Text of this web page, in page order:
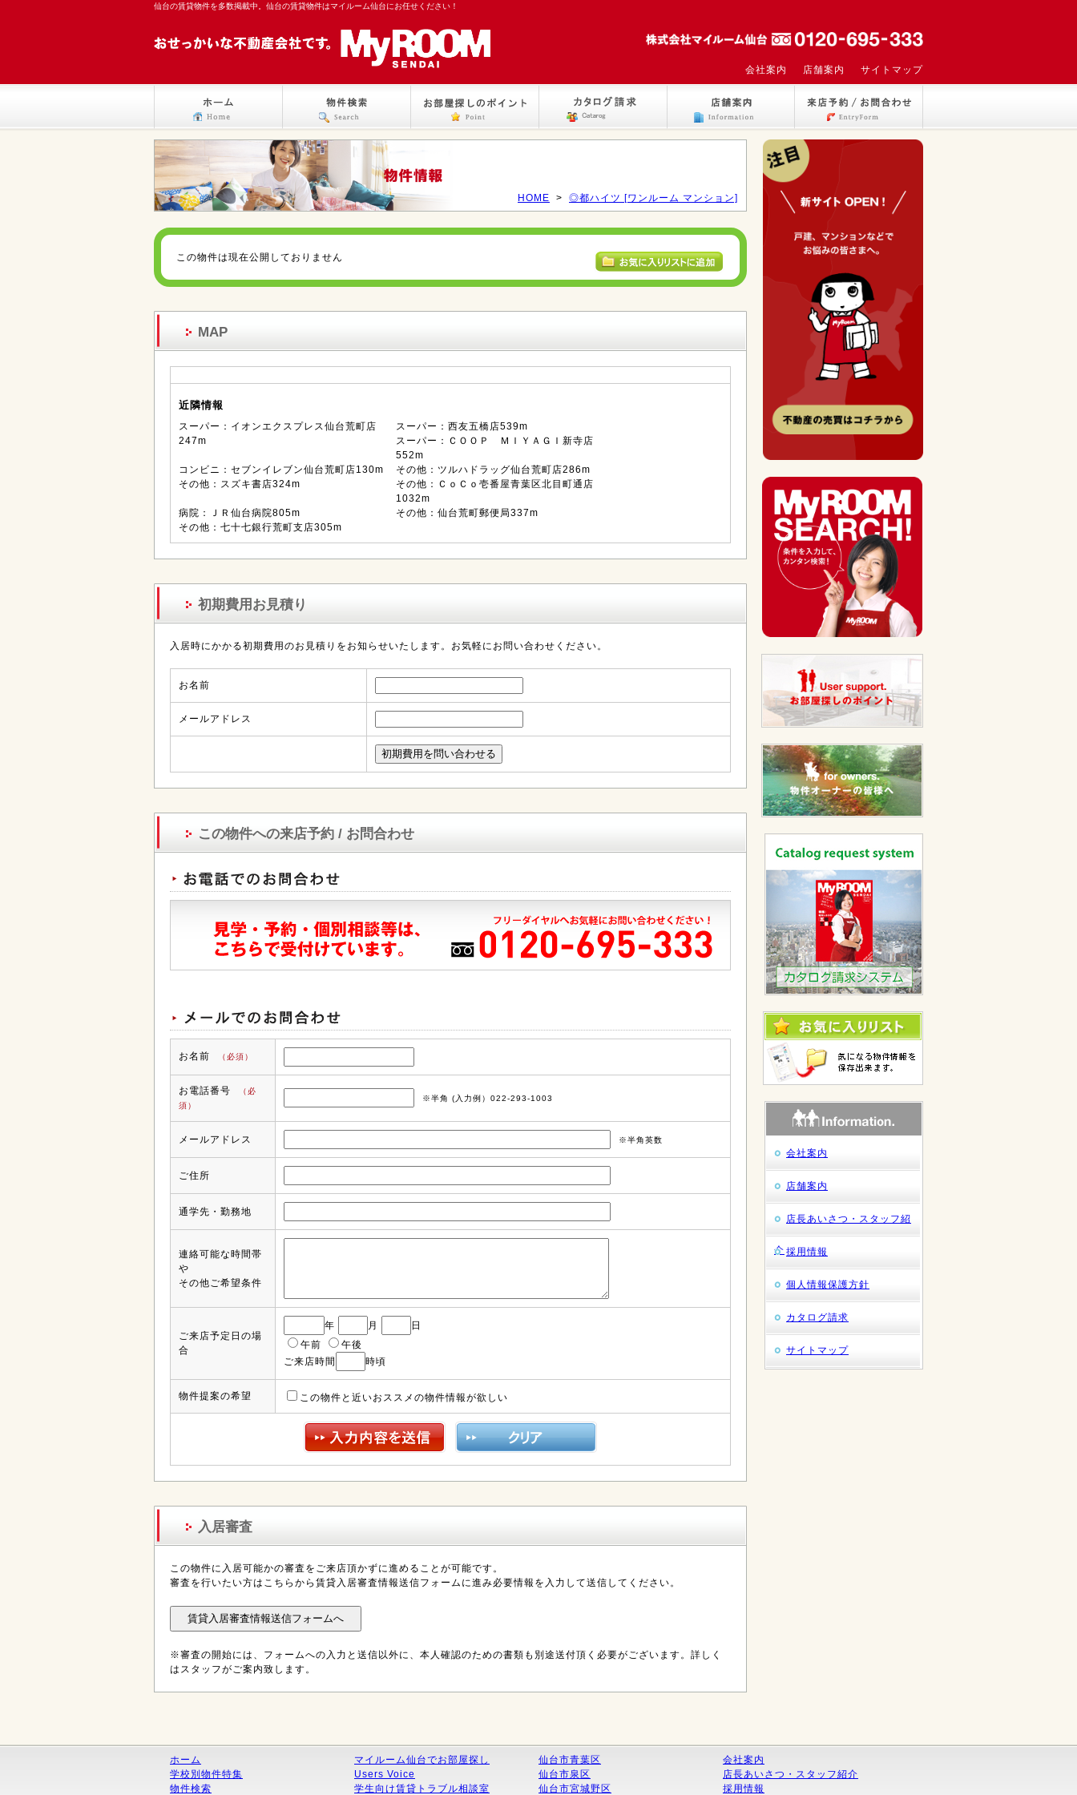
仙台の賃貸物件を多数掲載中。仙台の賃貸物件はマイルーム仙台にお任せください！
会社案内 店舗案内 サイトマップ
HOME > ◎都ハイツ [ワンルーム マンション]
この物件は現在公開しておりません
MAP
近隣情報
スーパー：イオンエクスプレス仙台荒町店
247m
スーパー：西友五橋店539m
スーパー：ＣＯＯＰ ＭＩＹＡＧＩ新寺店
552m
コンビニ：セブンイレブン仙台荒町店130m
その他：ツルハドラッグ仙台荒町店286m
その他：スズキ書店324m
その他：ＣｏＣｏ壱番屋青葉区北目町通店
1032m
病院：ＪＲ仙台病院805m
その他：仙台荒町郵便局337m
その他：七十七銀行荒町支店305m
初期費用お見積り
入居時にかかる初期費用のお見積りをお知らせいたします。お気軽にお問い合わせください。
お名前
メールアドレス
この物件への来店予約 / お問合わせ
お名前 （必須）
お電話番号
（必
須）
※半角 (入力例）022-293-1003
メールアドレス ※半角英数
ご住所
通学先・勤務地
連絡可能な時間帯
や
その他ご希望条件
ご来店予定日の場
合
年 月
日
午前
午後
ご来店時間
時頃
物件提案の希望 この物件と近いおススメの物件情報が欲しい
入居審査
この物件に入居可能かの審査をご来店頂かずに進めることが可能です。
審査を行いたい方はこちらから賃貸入居審査情報送信フォームに進み必要情報を入力して送信してください。
※審査の開始には、フォームへの入力と送信以外に、本人確認のための書類も別途送付頂く必要がございます。詳しく
はスタッフがご案内致します。
会社案内
店舗案内
店長あいさつ・スタッフ紹
介 採用情報
個人情報保護方針
カタログ請求
サイトマップ
ホーム
学校別物件特集
物件検索
マイルーム仙台でお部屋探し
Users Voice
学生向け賃貸トラブル相談室
仙台市青葉区
仙台市泉区
仙台市宮城野区
会社案内
店長あいさつ・スタッフ紹介
採用情報